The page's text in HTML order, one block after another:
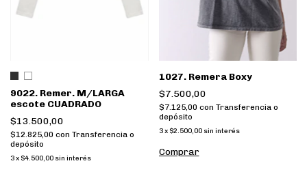
9022. Remer. M/LARGA
escote CUADRADO
$13.500,00
$12.825,00 con Transferencia o
depósito
3x $4.500,00 sin interés
1027. Remera Boxy
$7.500,00
$7.125,00 con Transferencia o
depósito
3 x $2.500,00 sin interés
Comprar